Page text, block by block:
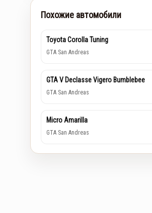
Похожие автомобили
Toyota Corolla Tuning
GTA San Andreas
GTA V Declasse Vigero Bumblebee
GTA San Andreas
Micro Amarilla
GTA San Andreas